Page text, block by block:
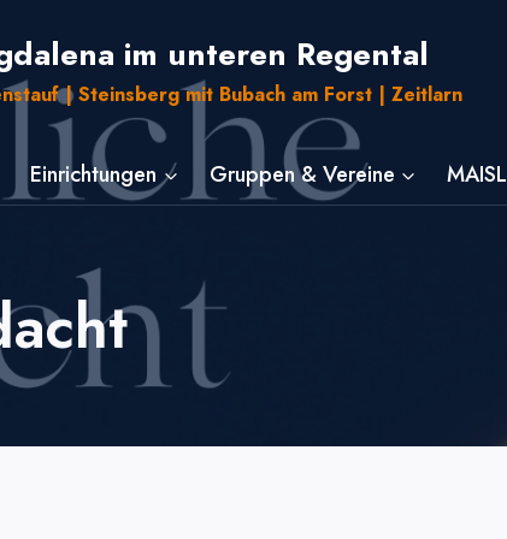
im unteren Regental
| Steinsberg mit Bubach am Forst | Zeitlarn
Einrichtungen Gruppen & Vereine MAISL